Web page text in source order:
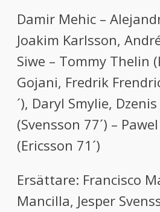
Damir Mehic –
Joakim Karlsson,
Siwe – Tommy Thelin
Gojani, Fredrik
´), Daryl Smylie,
(Svensson 77´) –
(Ericsson 71´)
Ersättare: Francisco
Mancilla, Jesper